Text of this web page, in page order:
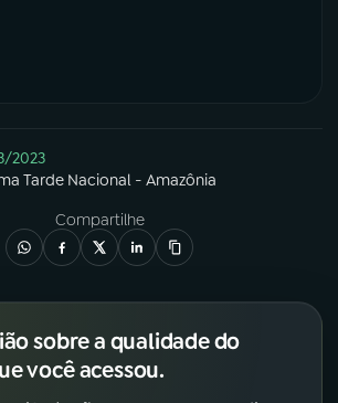
2023
Tarde Nacional - Amazônia
Compartilhe
sobre a qualidade do
você acessou.